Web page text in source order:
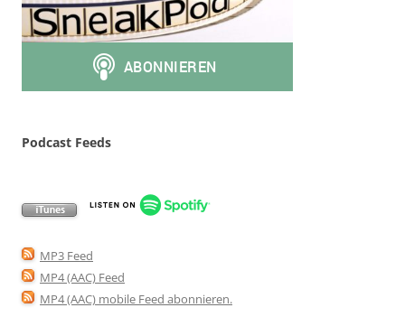
Podcast Feeds
MP3 Feed
MP4 (AAC) Feed
MP4 (AAC) mobile Feed abonnieren.